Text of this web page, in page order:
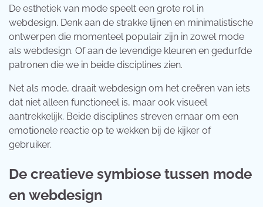
De esthetiek van mode speelt een grote rol in
webdesign. Denk aan de strakke lijnen en minimalistische
ontwerpen die momenteel populair zijn in zowel mode
als webdesign. Of aan de levendige kleuren en gedurfde
patronen die we in beide disciplines zien.
Net als mode, draait webdesign om het creëren van iets
dat niet alleen functioneel is, maar ook visueel
aantrekkelijk. Beide disciplines streven ernaar om een
emotionele reactie op te wekken bij de kijker of
gebruiker.
De creatieve symbiose tussen mode
en webdesign